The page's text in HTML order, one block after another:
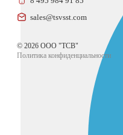
sales@tsvsst.com
© 2026 ООО "ТСВ"
Политика конфиденциальности